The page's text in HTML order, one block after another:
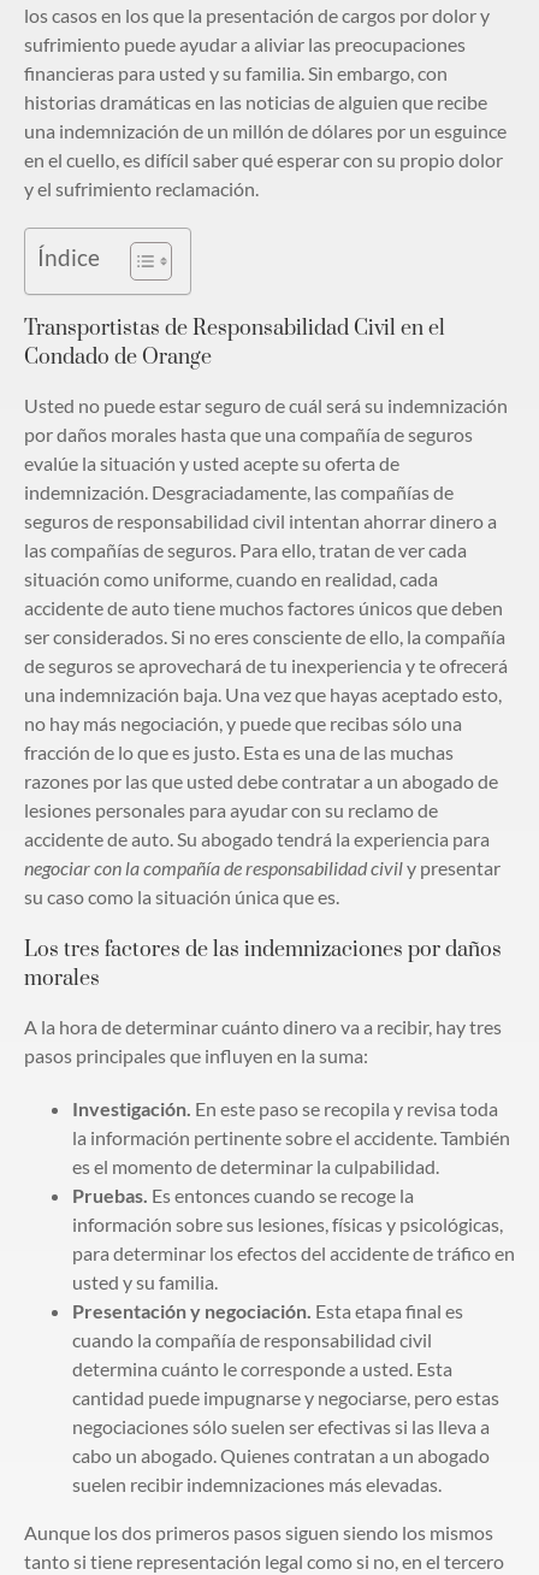
los casos en los que la presentación de cargos por dolor y
sufrimiento puede ayudar a aliviar las preocupaciones
financieras para usted y su familia. Sin embargo, con
historias dramáticas en las noticias de alguien que recibe
una indemnización de un millón de dólares por un esguince
en el cuello, es difícil saber qué esperar con su propio dolor
y el sufrimiento reclamación.
Índice
Transportistas de Responsabilidad Civil en el
Condado de Orange
Usted no puede estar seguro de cuál será su indemnización
por daños morales hasta que una compañía de seguros
evalúe la situación y usted acepte su oferta de
indemnización. Desgraciadamente, las compañías de
seguros de responsabilidad civil intentan ahorrar dinero a
las compañías de seguros. Para ello, tratan de ver cada
situación como uniforme, cuando en realidad, cada
accidente de auto tiene muchos factores únicos que deben
ser considerados. Si no eres consciente de ello, la compañía
de seguros se aprovechará de tu inexperiencia y te ofrecerá
una indemnización baja. Una vez que hayas aceptado esto,
no hay más negociación, y puede que recibas sólo una
fracción de lo que es justo. Esta es una de las muchas
razones por las que usted debe contratar a un abogado de
lesiones personales para ayudar con su reclamo de
accidente de auto. Su abogado tendrá la experiencia para
negociar con la compañía de responsabilidad civily presentar
su caso como la situación única que es.
Los tres factores de las indemnizaciones por daños
morales
A la hora de determinar cuánto dinero va a recibir, hay tres
pasos principales que influyen en la suma:
Investigación. En este paso se recopila y revisa toda
la información pertinente sobre el accidente. También
es el momento de determinar la culpabilidad.
Pruebas. Es entonces cuando se recoge la
información sobre sus lesiones, físicas y psicológicas,
para determinar los efectos del accidente de tráfico en
usted y su familia.
Presentación y negociación. Esta etapa final es
cuando la compañía de responsabilidad civil
determina cuánto le corresponde a usted. Esta
cantidad puede impugnarse y negociarse, pero estas
negociaciones sólo suelen ser efectivas si las lleva a
cabo un abogado. Quienes contratan a un abogado
suelen recibir indemnizaciones más elevadas.
Aunque los dos primeros pasos siguen siendo los mismos
tanto si tiene representación legal como si no, en el tercero